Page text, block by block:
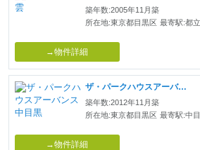
築年数:2005年11月築
所在地:東京都目黒区 最寄駅:都
→物件詳細
ザ・パークハウスアーバンス中目黒
築年数:2012年11月築
所在地:東京都目黒区 最寄駅:中
→物件詳細